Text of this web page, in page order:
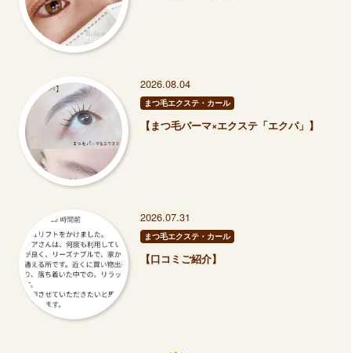
2026.08.04
まつ毛エクステ・カール
【まつ毛パーマ×エクステ「エクパ」】
2026.07.31
まつ毛エクステ・カール
【口コミご紹介】